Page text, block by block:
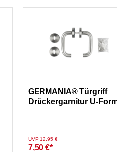
GERMANIA® Türgriff
Drückergarnitur U-
Preis reduziert von
UVP 12,95 €auf
7,50 €*